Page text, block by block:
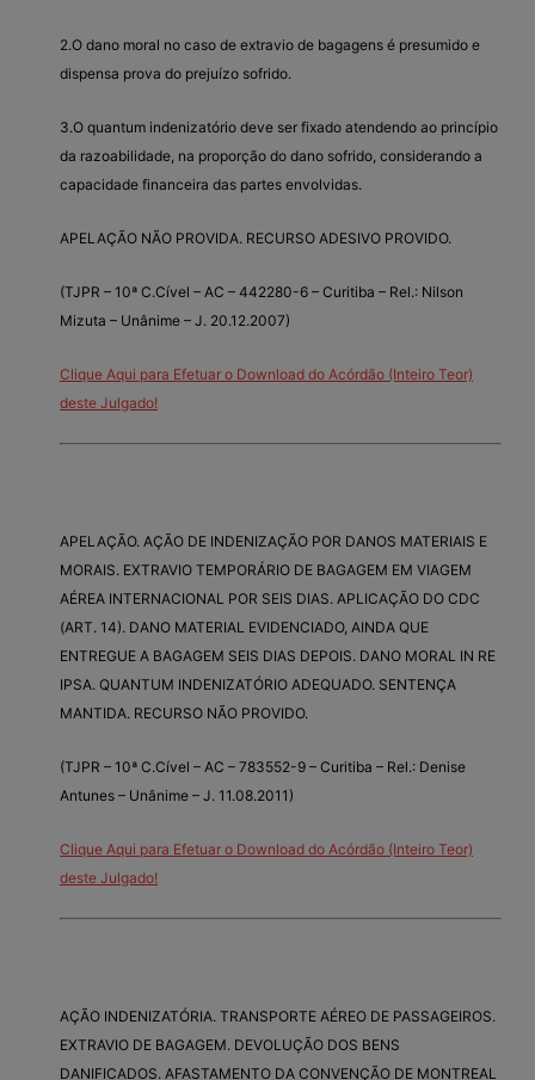
2.O dano moral no caso de extravio de bagagens é presumido e
dispensa prova do prejuízo sofrido.
3.O quantum indenizatório deve ser fixado atendendo ao princípio
da razoabilidade, na proporção do dano sofrido, considerando a
capacidade financeira das partes envolvidas.
APELAÇÃO NÃO PROVIDA. RECURSO ADESIVO PROVIDO.
(TJPR – 10ª C.Cível – AC – 442280-6 – Curitiba – Rel.: Nilson
Mizuta – Unânime – J. 20.12.2007)
Clique Aqui para Efetuar o Download do Acórdão (Inteiro Teor)
deste Julgado!
APELAÇÃO. AÇÃO DE INDENIZAÇÃO POR DANOS MATERIAIS E
MORAIS. EXTRAVIO TEMPORÁRIO DE BAGAGEM EM VIAGEM
AÉREA INTERNACIONAL POR SEIS DIAS. APLICAÇÃO DO CDC
(ART. 14). DANO MATERIAL EVIDENCIADO, AINDA QUE
ENTREGUE A BAGAGEM SEIS DIAS DEPOIS. DANO MORAL IN RE
IPSA. QUANTUM INDENIZATÓRIO ADEQUADO. SENTENÇA
MANTIDA. RECURSO NÃO PROVIDO.
(TJPR – 10ª C.Cível – AC – 783552-9 – Curitiba – Rel.: Denise
Antunes – Unânime – J. 11.08.2011)
Clique Aqui para Efetuar o Download do Acórdão (Inteiro Teor)
deste Julgado!
AÇÃO INDENIZATÓRIA. TRANSPORTE AÉREO DE PASSAGEIROS.
EXTRAVIO DE BAGAGEM. DEVOLUÇÃO DOS BENS
DANIFICADOS. AFASTAMENTO DA CONVENÇÃO DE MONTREAL